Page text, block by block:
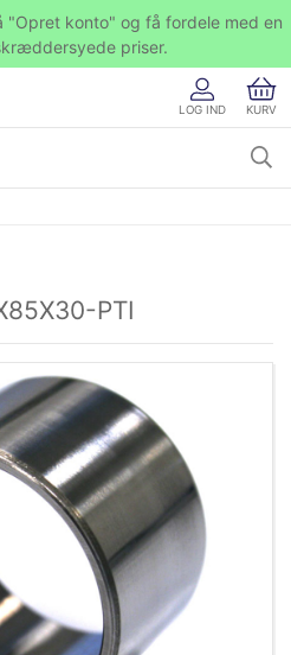
"Opret konto" og få fordele med en
priser.
LOG IND KURV
PTI